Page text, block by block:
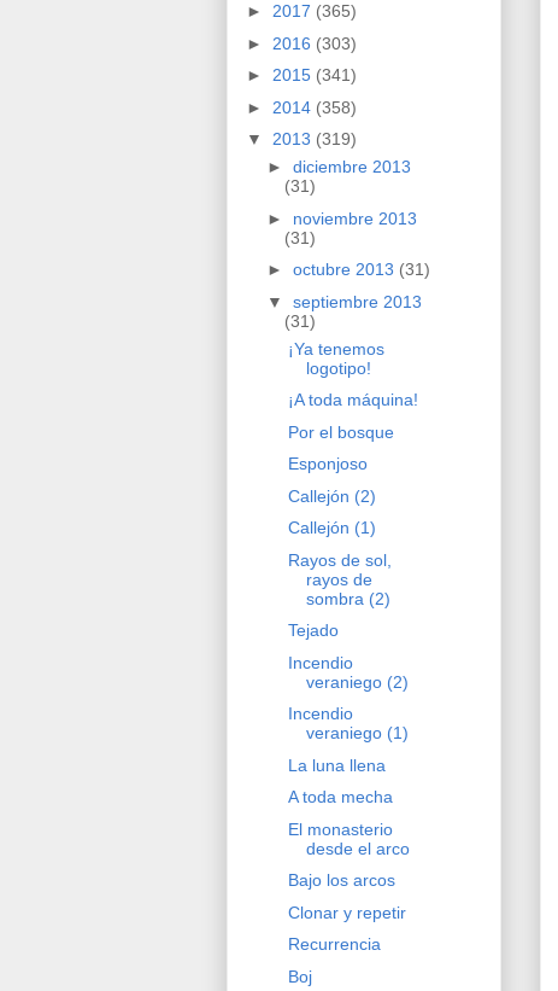
► 2017 (365)
► 2016 (303)
► 2015 (341)
► 2014 (358)
▼ 2013 (319)
► diciembre 2013
(31)
► noviembre 2013
(31)
► octubre 2013 (31)
▼ septiembre 2013
(31)
¡Ya tenemos
logotipo!
¡A toda máquina!
Por el bosque
Esponjoso
Callejón (2)
Callejón (1)
Rayos de sol,
rayos de
sombra (2)
Tejado
Incendio
veraniego (2)
Incendio
veraniego (1)
La luna llena
A toda mecha
El monasterio
desde el arco
Bajo los arcos
Clonar y repetir
Recurrencia
Boj